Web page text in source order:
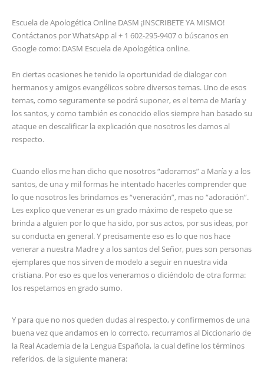
Escuela de Apologética Online DASM ¡INSCRIBETE YA MISMO!
Contáctanos por WhatsApp al + 1 602-295-9407 o búscanos en
Google como: DASM Escuela de Apologética online.
En ciertas ocasiones he tenido la oportunidad de dialogar con
hermanos y amigos evangélicos sobre diversos temas. Uno de esos
temas, como seguramente se podrá suponer, es el tema de María y
los santos, y como también es conocido ellos siempre han basado su
ataque en descalificar la explicación que nosotros les damos al
respecto.
Cuando ellos me han dicho que nosotros “adoramos” a María y a los
santos, de una y mil formas he intentado hacerles comprender que
lo que nosotros les brindamos es “veneración”, mas no “adoración”.
Les explico que venerar es un grado máximo de respeto que se
brinda a alguien por lo que ha sido, por sus actos, por sus ideas, por
su conducta en general. Y precisamente eso es lo que nos hace
venerar a nuestra Madre y a los santos del Señor, pues son personas
ejemplares que nos sirven de modelo a seguir en nuestra vida
cristiana. Por eso es que los veneramos o diciéndolo de otra forma:
los respetamos en grado sumo.
Y para que no nos queden dudas al respecto, y confirmemos de una
buena vez que andamos en lo correcto, recurramos al Diccionario de
la Real Academia de la Lengua Española, la cual define los términos
referidos, de la siguiente manera: